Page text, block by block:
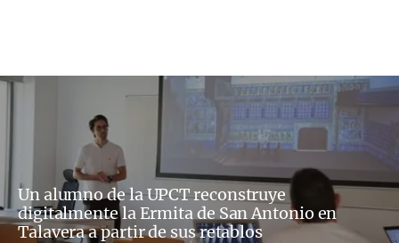
Un alumno de la UPCT reconstruye
digitalmente la Ermita de San Antonio en
Talavera a partir de sus retablos